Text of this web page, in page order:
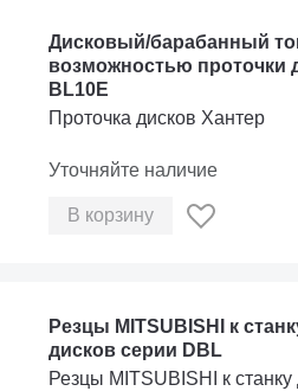
Дисковый/барабанный
возможностью проточки
BL10E
Проточка дисков Хантер
Уточняйте наличие
В корзину
Резцы MITSUBISHI к
дисков серии DBL
Резцы MITSUBISHI к станку